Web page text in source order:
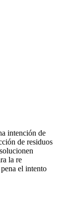
intención de
de residuos
la re
el intento